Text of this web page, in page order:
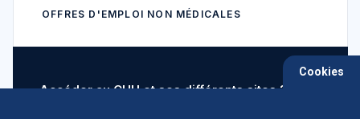
OFFRES D'EMPLOI NON MÉDICALES
Accéder au CHU et ses différents sites ?
Cookies